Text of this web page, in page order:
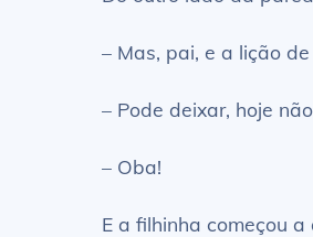
– Mas, pai, e a lição
– Pode deixar, hoje
– Oba!
E a filhinha começou